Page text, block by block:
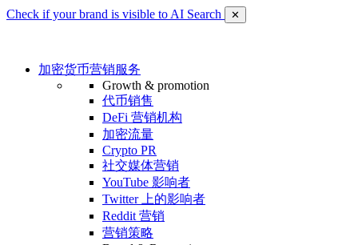
Check if your brand is visible to AI Search ✕
加密货币营销服务
Growth & promotion
代币销售
DeFi 营销机构
加密流量
Crypto PR
社交媒体营销
YouTube 影响者
Twitter 上的影响者
Reddit 营销
营销策略